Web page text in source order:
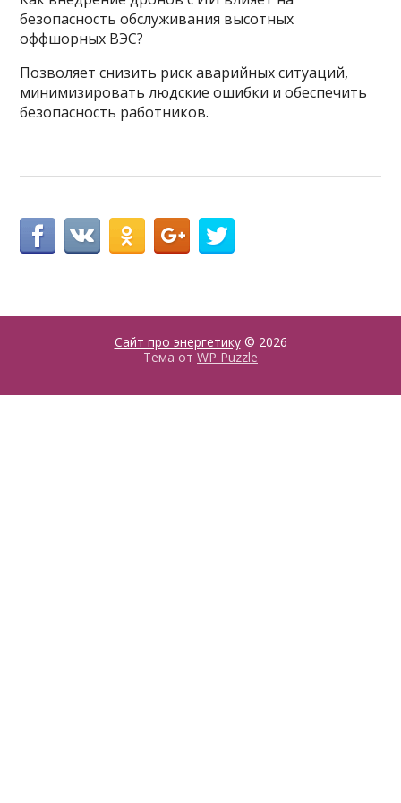
безопасность обслуживания высотных
оффшорных ВЭС?
Позволяет снизить риск аварийных ситуаций,
минимизировать людские ошибки и обеспечить
безопасность работников.
Сайт про энергетику© 2026
Тема от WP Puzzle